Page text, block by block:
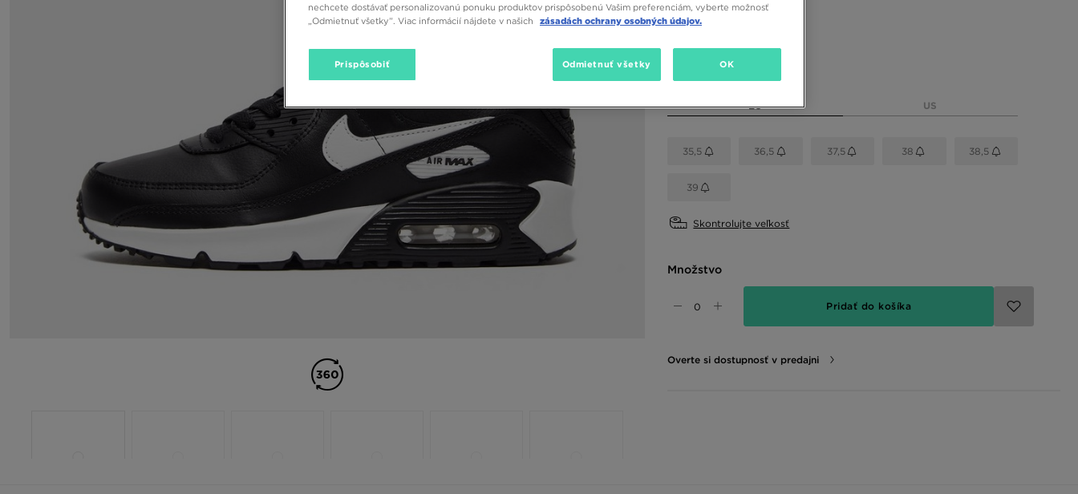
Dostupné farby
Vybrať veľkosť
EU US
35,5 36,5 37,5 38 38,5
39
Skontrolujte veľkosť
Množstvo
Pridať do košíka
Overte si dostupnosť v predajni
nechcete dostávať personalizovanú ponuku produktov prispôsobenú Vašim preferenciám, vyberte možnosť
„Odmietnuť všetky”. Viac informácií nájdete v našich
zásadách ochrany osobných údajov.
Prispôsobiť Odmietnuť všetky OK